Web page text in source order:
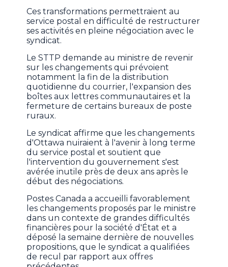
Ces transformations permettraient au
service postal en difficulté de restructurer
ses activités en pleine négociation avec le
syndicat.
Le STTP demande au ministre de revenir
sur les changements qui prévoient
notamment la fin de la distribution
quotidienne du courrier, l'expansion des
boîtes aux lettres communautaires et la
fermeture de certains bureaux de poste
ruraux.
Le syndicat affirme que les changements
d'Ottawa nuiraient à l'avenir à long terme
du service postal et soutient que
l'intervention du gouvernement s'est
avérée inutile près de deux ans après le
début des négociations.
Postes Canada a accueilli favorablement
les changements proposés par le ministre
dans un contexte de grandes difficultés
financières pour la société d'État et a
déposé la semaine dernière de nouvelles
propositions, que le syndicat a qualifiées
de recul par rapport aux offres